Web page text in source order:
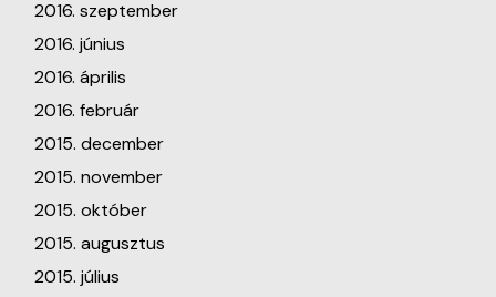
2016. szeptember
2016. június
2016. április
2016. február
2015. december
2015. november
2015. október
2015. augusztus
2015. július